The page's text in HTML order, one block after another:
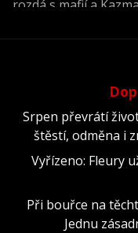
rozdá s mafií a
Srpen převrátí
štěstí, odměna i
Vyřízeno: Fleury
Při bouřce na
Jednu